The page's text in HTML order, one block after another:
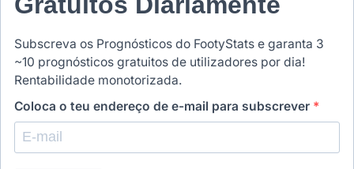
Subscreva os Prognósticos do FootyStats e garanta 3
~10 prognósticos gratuitos de utilizadores por dia!
Rentabilidade monotorizada.
Coloca o teu endereço de e-mail para subscrever *